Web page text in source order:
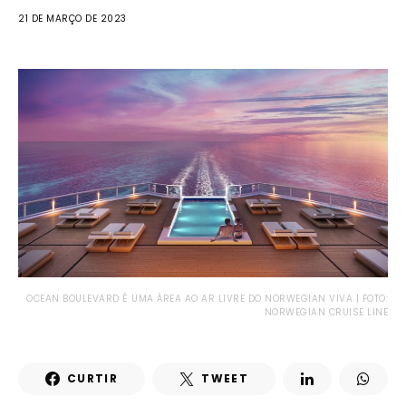
21 DE MARÇO DE 2023
OCEAN BOULEVARD É UMA ÁREA AO AR LIVRE DO NORWEGIAN VIVA | FOTO:
NORWEGIAN CRUISE LINE
CURTIR TWEET